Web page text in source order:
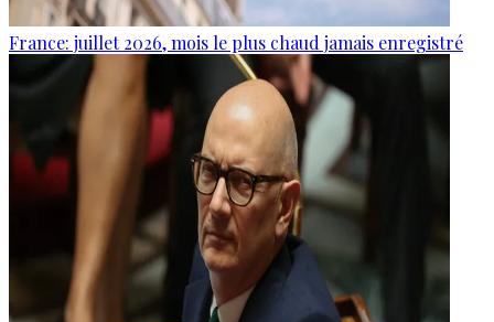
France: juillet 2026, mois le plus chaud jamais enregistré